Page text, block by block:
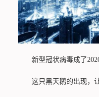
新型冠状病毒成了2020
这只黑天鹅的出现，让